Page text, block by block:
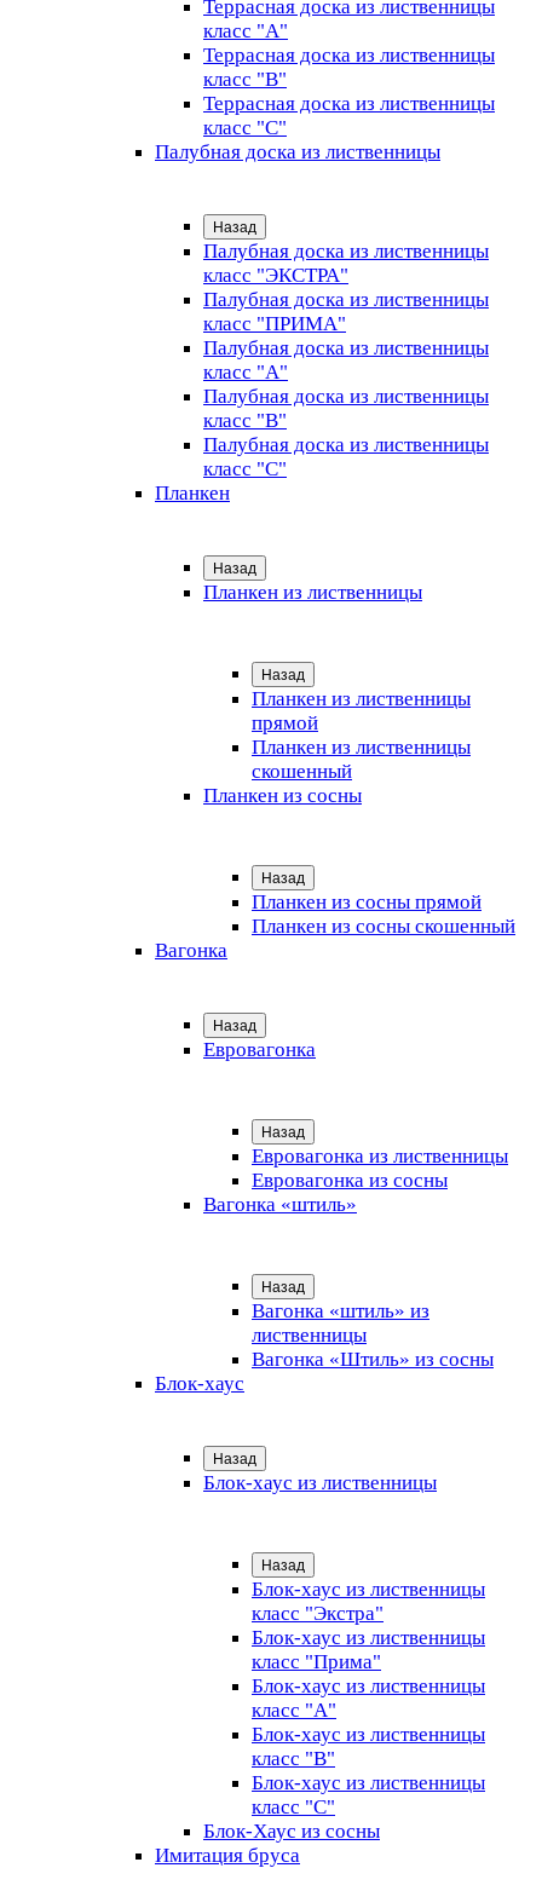
Террасная доска из лиственницы
класс "А"
Террасная доска из лиственницы
класс "B"
Террасная доска из лиственницы
класс "C"
Палубная доска из лиственницы
Назад
Палубная доска из лиственницы
класс "ЭКСТРА"
Палубная доска из лиственницы
класс "ПРИМА"
Палубная доска из лиственницы
класс "А"
Палубная доска из лиственницы
класс "B"
Палубная доска из лиственницы
класс "C"
Планкен
Назад
Планкен из лиственницы
Назад
Планкен из лиственницы
прямой
Планкен из лиственницы
скошенный
Планкен из сосны
Назад
Планкен из сосны прямой
Планкен из сосны скошенный
Вагонка
Назад
Евровагонка
Назад
Евровагонка из лиственницы
Евровагонка из сосны
Вагонка «штиль»
Назад
Вагонка «штиль» из
лиственницы
Вагонка «Штиль» из сосны
Блок-хаус
Назад
Блок-хаус из лиственницы
Назад
Блок-хаус из лиственницы
класс "Экстра"
Блок-хаус из лиственницы
класс "Прима"
Блок-хаус из лиственницы
класс "А"
Блок-хаус из лиственницы
класс "B"
Блок-хаус из лиственницы
класс "C"
Блок-Хаус из сосны
Имитация бруса